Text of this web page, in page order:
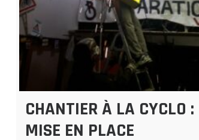
CHANTIER À LA CYCLO :
MISE EN PLACE